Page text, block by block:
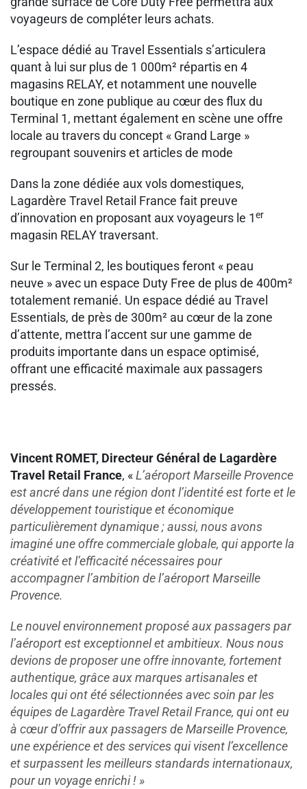
voyageurs de compléter leurs achats.
L’espace dédié au Travel Essentials s’articulera
quant à lui sur plus de 1 000m² répartis en 4
magasins RELAY, et notamment une nouvelle
boutique en zone publique au cœur des flux du
Terminal 1, mettant également en scène une offre
locale au travers du concept « Grand Large »
regroupant souvenirs et articles de mode
Dans la zone dédiée aux vols domestiques,
Lagardère Travel Retail France fait preuve
d’innovation en proposant aux voyageurs le 1er
magasin RELAY traversant.
Sur le Terminal 2, les boutiques feront « peau
neuve » avec un espace Duty Free de plus de 400m²
totalement remanié. Un espace dédié au Travel
Essentials, de près de 300m² au cœur de la zone
d’attente, mettra l’accent sur une gamme de
produits importante dans un espace optimisé,
offrant une efficacité maximale aux passagers
pressés.
Vincent ROMET, Directeur Général de Lagardère
Travel Retail France, «L’aéroport Marseille Provence
est ancré dans une région dont l’identité est forte et le
développement touristique et économique
particulièrement dynamique ; aussi, nous avons
imaginé une offre commerciale globale, qui apporte la
créativité et l’efficacité nécessaires pour
accompagner l’ambition de l’aéroport Marseille
Provence.
Le nouvel environnement proposé aux passagers par
l’aéroport est exceptionnel et ambitieux. Nous nous
devions de proposer une offre innovante, fortement
authentique, grâce aux marques artisanales et
locales qui ont été sélectionnées avec soin par les
équipes de Lagardère Travel Retail France, qui ont eu
à cœur d’offrir aux passagers de Marseille Provence,
une expérience et des services qui visent l’excellence
et surpassent les meilleurs standards internationaux,
pour un voyage enrichi ! »